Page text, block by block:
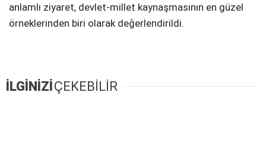
anlamlı ziyaret, devlet-millet kaynaşmasının en güzel
örneklerinden biri olarak değerlendirildi.
İLGİNİZİÇEKEBİLİR